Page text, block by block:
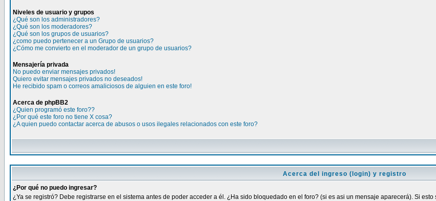
Niveles de usuario y grupos
¿Qué son los administradores?
¿Qué son los moderadores?
¿Qué son los grupos de usuarios?
¿como puedo pertenecer a un Grupo de usuarios?
¿Cómo me convierto en el moderador de un grupo de usuarios?
Mensajería privada
No puedo enviar mensajes privados!
Quiero evitar mensajes privados no deseados!
He recibido spam o correos amaliciosos de alguien en este foro!
Acerca de phpBB2
¿Quien programó este foro??
¿Por qué este foro no tiene X cosa?
¿A quien puedo contactar acerca de abusos o usos ilegales relacionados con este foro?
Acerca del ingreso (login) y registro
¿Por qué no puedo ingresar?
¿Ya se registró? Debe registrarse en el sistema antes de poder acceder a él. ¿Ha sido bloquedado en el foro? (si es asi un mensaje aparecerá). Si